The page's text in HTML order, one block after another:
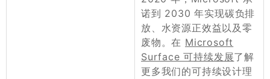
诺到 2030 年实现碳负排
放、水资源正效益以及零
废物。在 Microsoft
Surface 可持续发展了解
更多我们的可持续设计理